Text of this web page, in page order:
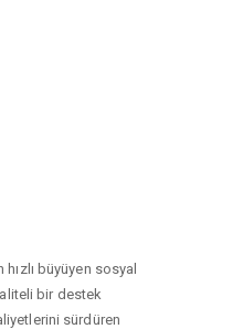
büyüyen sosyal
bir destek
sürdüren